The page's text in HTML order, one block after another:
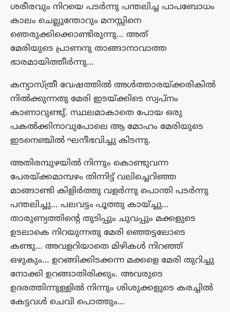
ശരീരവും നിറയെ പടർന്നു പന്തലിച്ച പാപബോധം
കാലം ചെല്ലുന്തോറും മനസ്സിനെ
ഞെരുക്കിക്കൊണ്ടിരുന്നു… അത്
മേരിയുടെ പ്രാണനു താങ്ങാനാവാത്ത
ഭാരമായിത്തീർന്നു…
കന്യാസ്ത്രീ വേഷത്തിൽ അൾത്താരയ്ക്കരികിൽ
നിൽക്കുന്നതു മേരി ഇടയ്ക്കിടെ സ്വപ്നം
കാണാറുണ്ടു്. സ്ഥലമാകാതെ പോയ ഒരു
പകൽക്കിനാവുപോലെ ആ മോഹം മേരിയുടെ
ഇടനെഞ്ചിൽ ഘനീഭവിച്ചു കിടന്നു.
അതിരമ്പുഴയിൽ നിന്നും കൊണ്ടുവന്ന
പേരയ്ക്കമാമ്പഴം തിന്നിട്ട് വലിച്ചെറിഞ്ഞ
മാങ്ങാണ്ടി കിളിർത്തു വളർന്നു പൊന്തി പടർന്നു
പന്തലിച്ചു… പലവട്ടം പൂത്തു കായ്ച്ചു…
താരുണ്യത്തിന്റെ തുടിപ്പും ചുവപ്പും മക്കളുടെ
ഉടലാകെ നിറയുന്നതു മേരി ഞ്ഞെട്ടലോടെ
കണ്ടു… അവളറിയാതെ മിഴികൾ നിറഞ്ഞ്
ഒഴുകും… ഉറങ്ങിക്കിടക്കന്ന മക്കളെ മേരി തുറിച്ചു
നോക്കി ഉറങ്ങാതിരിക്കും. അവരുടെ
ഉദരത്തിന്നുള്ളിൽ നിന്നും ശിശുക്കളുടെ കരച്ചിൽ
കേട്ടവൾ ചെവി പൊത്തും…